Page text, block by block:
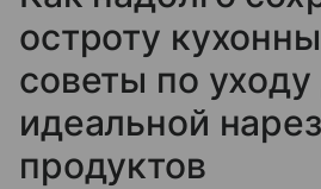
остроту
советы по уходу
идеальной
продуктов